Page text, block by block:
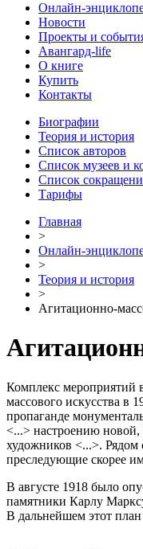
Онлайн-
Новости
Проекты и
Авангард-life
О книге
Купить
Контакты
Биографии
Теория и история
Список авторов
Список музеев и
Список
Тарифы
Главная
>
Онлайн-
>
Теория и история
>
Агитационно-
Комплекс мероприятий
массового искусства в
пропаганде
<...> настроению новой,
художников <...>.
преследующие скорее
В августе 1918 было
памятники Карлу
В дальнейшем этот